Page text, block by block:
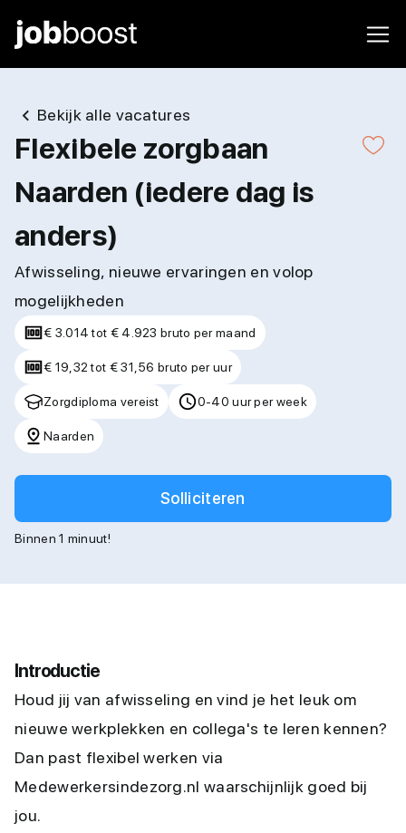
Bekijk alle vacatures
Flexibele zorgbaan
Naarden (iedere dag is
anders)
Afwisseling, nieuwe ervaringen en volop
mogelijkheden
€ 3.014 tot € 4.923 bruto per maand
€ 19,32 tot € 31,56 bruto per uur
Zorgdiploma vereist 0-40 uur per week
Naarden
Solliciteren
Binnen 1 minuut!
Introductie
Houd jij van afwisseling en vind je het leuk om
nieuwe werkplekken en collega's te leren kennen?
Dan past flexibel werken via
Medewerkersindezorg.nl waarschijnlijk goed bij
jou.